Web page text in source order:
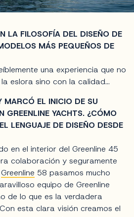
LA FILOSOFÍA DEL DISEÑO DE
MÁS PEQUEÑOS DE
una experiencia que no
eslora sino con la calidad...
MARCÓ EL INICIO DE SU
GREENLINE YACHTS. ¿CÓMO
LENGUAJE DE DISEÑO DESDE
en el interior del Greenline 45
colaboración y seguramente
Greenline 58 pasamos mucho
equipo de Greenline
de lo que es la verdadera
esta clara visión creamos el